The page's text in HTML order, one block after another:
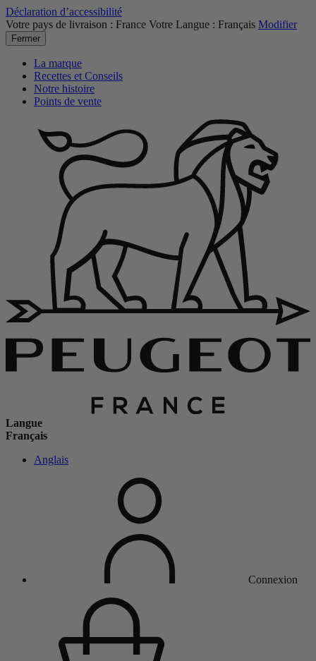
Déclaration d’accessibilité
Votre pays de livraison : France Votre Langue : Français Modifier
Fermer
La marque
Recettes et Conseils
Notre histoire
Points de vente
Langue
Français
Anglais
Connexion